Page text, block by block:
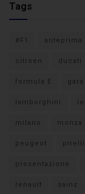
Tags
#F1 anteprima
citroen ducati
formula E gara
lamborghini
milano monza
peugeot pirelli
presentazione
renault sainz